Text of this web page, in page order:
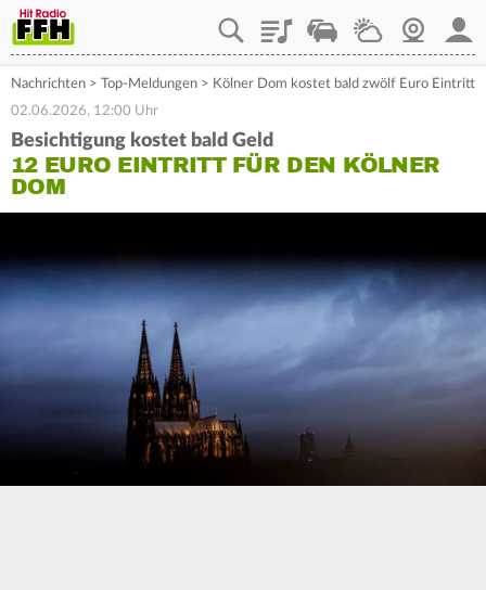
PlaylistStaupilotWetterWebcam
Nachrichten > Top-Meldungen > Kölner Dom kostet bald zwölf Euro Eintritt
02.06.2026, 12:00 Uhr
Besichtigung kostet bald Geld
12 EURO EINTRITT FÜR DEN KÖLNER
DOM